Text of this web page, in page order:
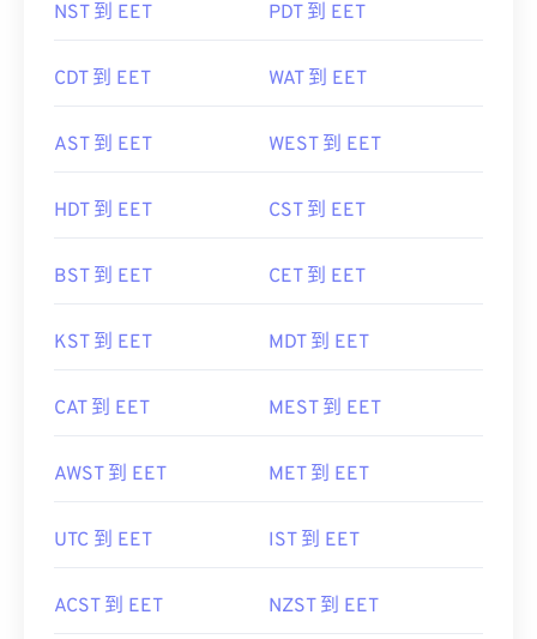
NST 到 EET PDT 到 EET
CDT 到 EET WAT 到 EET
AST 到 EET WEST 到 EET
HDT 到 EET CST 到 EET
BST 到 EET CET 到 EET
KST 到 EET MDT 到 EET
CAT 到 EET MEST 到 EET
AWST 到 EET MET 到 EET
UTC 到 EET IST 到 EET
ACST 到 EET NZST 到 EET